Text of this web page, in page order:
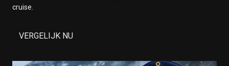
cruise.
VERGELIJK NU